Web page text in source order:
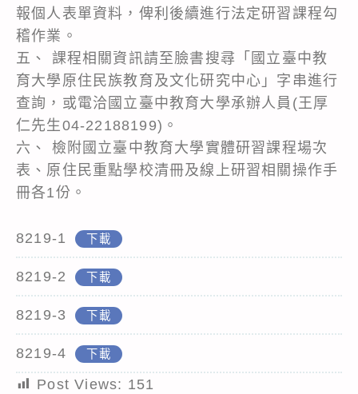
報個人表單資料，俾利後續進行法定研習課程勾
稽作業。
五、 課程相關資訊請至臉書搜尋「國立臺中教
育大學原住民族教育及文化研究中心」字串進行
查詢，或電洽國立臺中教育大學承辦人員(王厚
仁先生04-22188199)。
六、 檢附國立臺中教育大學實體研習課程場次
表、原住民重點學校清冊及線上研習相關操作手
冊各1份。
8219-1 下載
8219-2 下載
8219-3 下載
8219-4 下載
Post Views: 151